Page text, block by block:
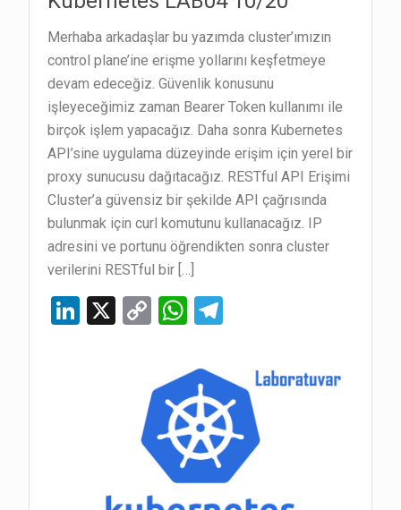
Merhaba arkadaşlar bu yazımda cluster’ımızın
control plane’ine erişme yollarını keşfetmeye
devam edeceğiz. Güvenlik konusunu
işleyeceğimiz zaman Bearer Token kullanımı ile
birçok işlem yapacağız. Daha sonra Kubernetes
API’sine uygulama düzeyinde erişim için yerel bir
proxy sunucusu dağıtacağız. RESTful API Erişimi
Cluster’a güvensiz bir şekilde API çağrısında
bulunmak için curl komutunu kullanacağız. IP
adresini ve portunu öğrendikten sonra cluster
verilerini RESTful bir […]
Li X
C
py
Li
n
k
W
at
s
A
p
p
gr
a
m